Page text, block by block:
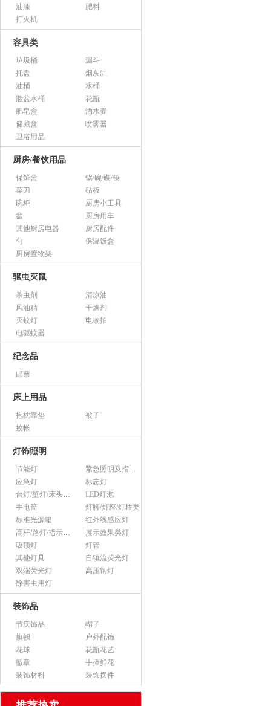
油漆
肥料
打火机
容具类
垃圾桶
漏斗
托盘
烟灰缸
油桶
水桶
脸盆水桶
花瓶
肥皂盒
洒水壶
储藏盒
喷雾器
卫浴用品
厨房/餐饮用品
保鲜盒
锅/碗/碟/筷
菜刀
砧板
碗柜
厨房小工具
盆
厨房用车
其他厨房电器
厨房配件
勺
保温饭盒
厨房置物架
驱虫灭鼠
杀虫剂
清凉油
风油精
干燥剂
灭蚊灯
电蚊拍
电驱蚊器
纪念品
邮票
床上用品
抱枕靠垫
被子
蚊帐
灯饰照明
节能灯
紧急照明及指示灯
应急灯
标志灯
台灯/壁灯/床头灯/落地灯
LED灯泡
手电筒
灯脚/灯座/灯柱类
标准光源箱
红外线感应灯
高杆/路灯/指示灯类
展示效果类灯
吸顶灯
灯管
其他灯具
自镇流荧光灯
双端荧光灯
高压钠灯
除害虫用灯
装饰品
节庆饰品
帽子
旗帜
户外配饰
花球
花瓶花艺
徽章
手捧鲜花
装饰材料
装饰摆件